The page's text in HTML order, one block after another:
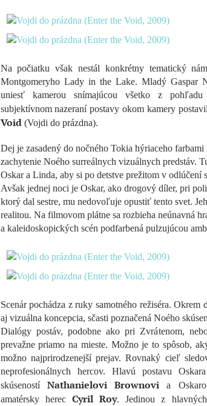
Na počiatku však nestál konkrétny tematický
Montgomeryho Lady in the Lake. Mladý Gaspar
uniesť kamerou snímajúcou všetko z
subjektívnom nazeraní postavy okom kamery
Void(Vojdi do prázdna).
Dej je zasadený do nočného Tokia hýriaceho farbami
zachytenie Noého surreálnych vizuálnych predstáv.
Oskar a Linda, aby si po detstve prežitom v odlúčení
Avšak jednej noci je Oskar, ako drogový díler, pri
ktorý dal sestre, mu nedovoľuje opustiť tento svet.
realitou. Na filmovom plátne sa rozbieha neúnavná
a kaleidoskopických scén podfarbená pulzujúcou
Scenár pochádza z ruky samotného režiséra. Okrem
aj vizuálna koncepcia, sčasti poznačená Noého
Dialógy postáv, podobne ako pri Zvrátenom,
prevažne priamo na mieste. Možno je to spôsob,
možno najprirodzenejší prejav. Rovnaký cieľ
neprofesionálnych hercov. Hlavú postavu
skúseností Nathanielovi Brownovi a
amatérsky herec Cyril Roy. Jedinou z